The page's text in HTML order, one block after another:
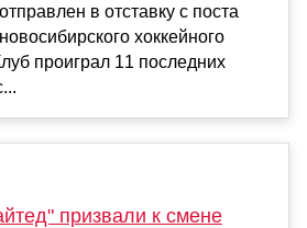
в отставку с поста
хоккейного
‎проиграл 11 последних
призвали к смене